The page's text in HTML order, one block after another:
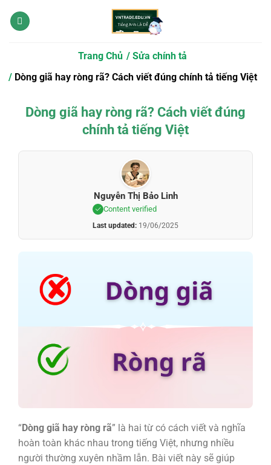
qua
Trang Chủ
Sửa chính tả
Dòng giã hay ròng rã? Cách viết đúng chính tả tiếng Việt
Dòng giã hay ròng rã? Cách viết đúng
chính tả tiếng Việt
Nguyễn Thị Bảo Linh
Content verified
Last updated: 19/06/2025
“Dòng giã hay ròng rã” là hai từ có cách viết và nghĩa
hoàn toàn khác nhau trong tiếng Việt, nhưng nhiều
người thường xuyên nhầm lẫn. Bài viết này sẽ giúp